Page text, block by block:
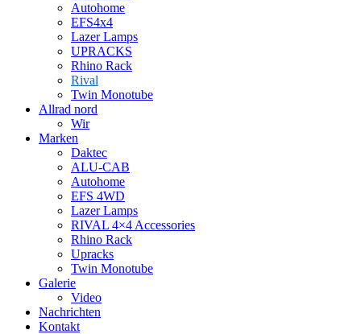
Autohome
EFS4x4
Lazer Lamps
UPRACKS
Rhino Rack
Rival
Twin Monotube
Allrad nord
Wir
Marken
Daktec
ALU-CAB
Autohome
EFS 4WD
Lazer Lamps
RIVAL 4×4 Accessories
Rhino Rack
Upracks
Twin Monotube
Galerie
Video
Nachrichten
Kontakt